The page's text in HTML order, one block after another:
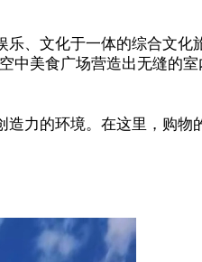
、文化于一体的综合文化
中美食广场营造出无缝的
力的环境。在这里，购物